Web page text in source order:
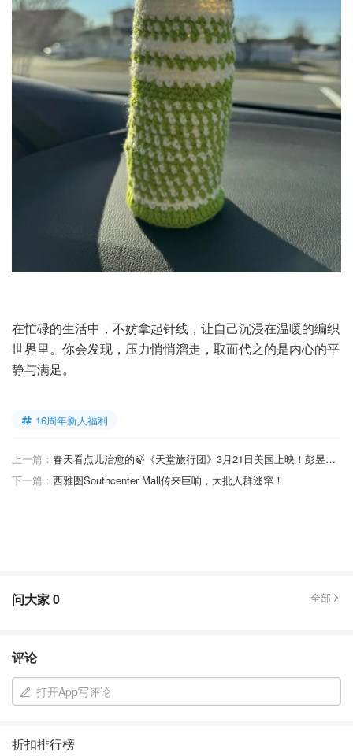
在忙碌的生活中，不妨拿起针线，让自己沉浸在温暖的编织
世界里。你会发现，压力悄悄溜走，取而代之的是内心的平
静与满足。
16周年新人福利
上一篇：
春天看点儿治愈的🍃《天堂旅行团》3月21日美国上映！彭昱畅主演，张嘉佳小说改编！
下一篇： 西雅图Southcenter Mall传来巨响，大批人群逃窜！
问大家0 全部
评论
打开App写评论
折扣排行榜